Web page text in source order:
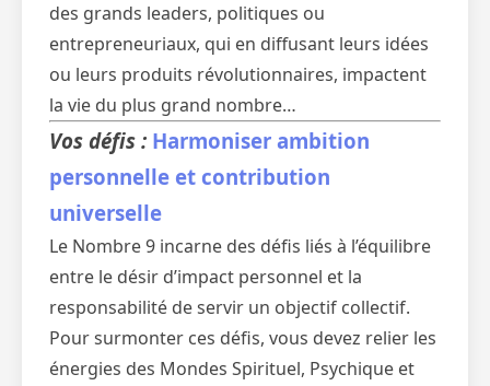
des grands leaders, politiques ou
entrepreneuriaux, qui en diffusant leurs idées
ou leurs produits révolutionnaires, impactent
la vie du plus grand nombre…
Vos défis : Harmoniser ambition
personnelle et contribution
universelle
Le Nombre 9 incarne des défis liés à l’équilibre
entre le désir d’impact personnel et la
responsabilité de servir un objectif collectif.
Pour surmonter ces défis, vous devez relier les
énergies des Mondes Spirituel, Psychique et